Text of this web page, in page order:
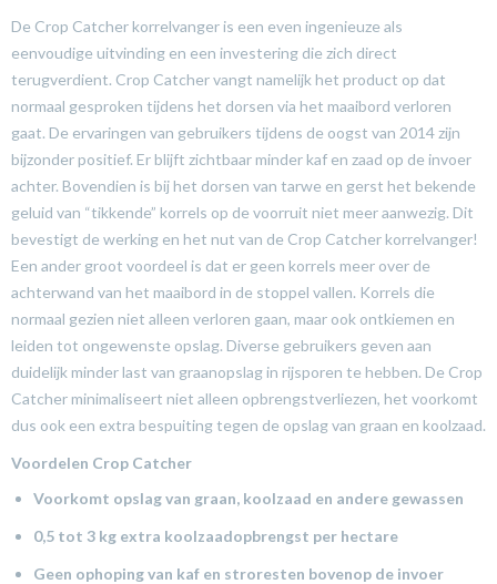
De Crop Catcher korrelvanger is een even ingenieuze als
eenvoudige uitvinding en een investering die zich direct
terugverdient. Crop Catcher vangt namelijk het product op dat
normaal gesproken tijdens het dorsen via het maaibord verloren
gaat. De ervaringen van gebruikers tijdens de oogst van 2014 zijn
bijzonder positief. Er blijft zichtbaar minder kaf en zaad op de invoer
achter. Bovendien is bij het dorsen van tarwe en gerst het bekende
geluid van “tikkende” korrels op de voorruit niet meer aanwezig. Dit
bevestigt de werking en het nut van de Crop Catcher korrelvanger!
Een ander groot voordeel is dat er geen korrels meer over de
achterwand van het maaibord in de stoppel vallen. Korrels die
normaal gezien niet alleen verloren gaan, maar ook ontkiemen en
leiden tot ongewenste opslag. Diverse gebruikers geven aan
duidelijk minder last van graanopslag in rijsporen te hebben. De Crop
Catcher minimaliseert niet alleen opbrengstverliezen, het voorkomt
dus ook een extra bespuiting tegen de opslag van graan en koolzaad.
Voordelen Crop Catcher
Voorkomt opslag van graan, koolzaad en andere gewassen
0,5 tot 3 kg extra koolzaadopbrengst per hectare
Geen ophoping van kaf en stroresten bovenop de invoer